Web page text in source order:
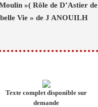
»( Rôle de D’Astier de
Vie » de J ANOUILH
Texte complet disponible sur
demande